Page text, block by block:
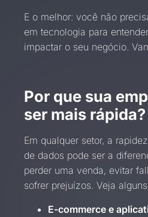
E o melhor: você não
em tecnologia para
impactar o seu negócio.
Por que sua
ser mais rápida?
Em qualquer setor, a
de dados pode ser a
perder uma venda, evitar
sofrer prejuízos. Veja
E-commerce e